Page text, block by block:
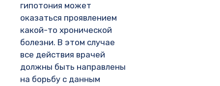
гипотония может
оказаться проявлением
какой-то хронической
болезни. В этом случае
все действия врачей
должны быть направлены
на борьбу с данным